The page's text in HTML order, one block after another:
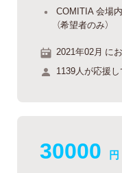
COMITIA 会場
（希望者のみ）
2021年02月 に
1139人が応援し
30000 円